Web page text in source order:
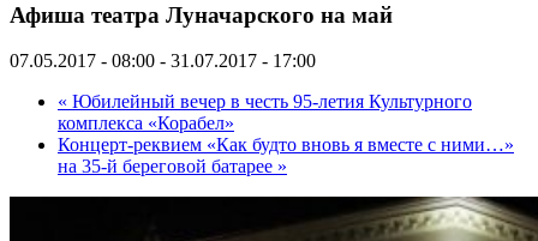
Афиша театра Луначарского на май
07.05.2017 - 08:00 - 31.07.2017 - 17:00
« Юбилейный вечер в честь 95-летия Культурного
комплекса «Корабел»
Концерт-реквием «Как будто вновь я вместе с ними…»
на 35-й береговой батарее »